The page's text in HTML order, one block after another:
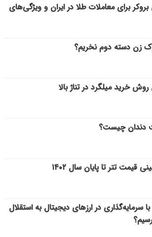
بروکر برای معاملات طلا در ایران و ویژگی‌های
زن دسته دوم نخریم؟
خرید میلگرد در تناژ بالا
دندان چیست؟
قیمت تتر تا پایان سال ۱۴۰۲
سرمایه‌گذاری در ارزهای دیجیتال به استقلال